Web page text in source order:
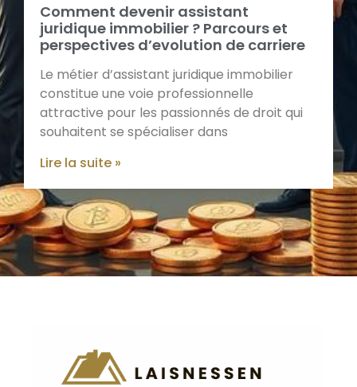
Comment devenir assistant
juridique immobilier ? Parcours et
perspectives d’evolution de carriere
Le métier d’assistant juridique immobilier
constitue une voie professionnelle
attractive pour les passionnés de droit qui
souhaitent se spécialiser dans
Lire la suite »